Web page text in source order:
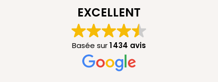
EXCELLENT
Basée sur1 434 avis